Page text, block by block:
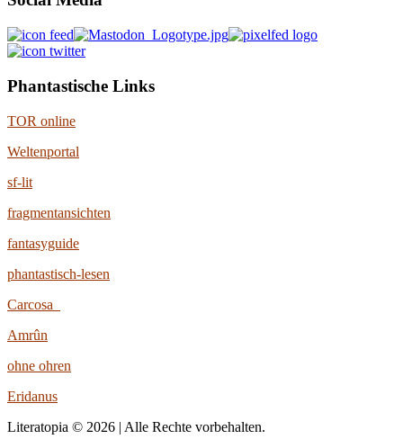
Phantastische Links
TOR online
Weltenportal
sf-lit
fragmentansichten
fantasyguide
phantastisch-lesen
Carcosa
Amrûn
ohne ohren
Eridanus
Literatopia © 2026 | Alle Rechte vorbehalten.